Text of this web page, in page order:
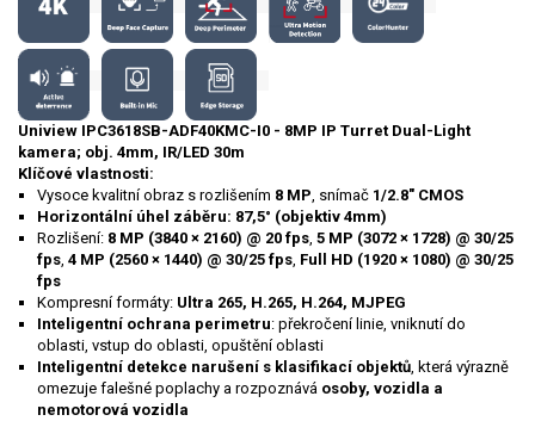
Uniview IPC3618SB-ADF40KMC-I0 - 8MP IP Turret Dual-Light
kamera; obj. 4mm, IR/LED 30m
Klíčové vlastnosti:
Vysoce kvalitní obraz s rozlišením 8 MP, snímač 1/2.8" CMOS
Horizontální úhel záběru: 87,5° (objektiv 4mm)
Rozlišení: 8 MP (3840 × 2160) @ 20 fps, 5 MP (3072 × 1728) @ 30/25
fps, 4 MP (2560 × 1440) @ 30/25 fps, Full HD (1920 × 1080) @ 30/25
fps
Kompresní formáty: Ultra 265, H.265, H.264, MJPEG
Inteligentní ochrana perimetru: překročení linie, vniknutí do
oblasti, vstup do oblasti, opuštění oblasti
Inteligentní detekce narušení s klasifikací objektů, která výrazně
omezuje falešné poplachy a rozpoznává osoby, vozidla a
nemotorová vozidla